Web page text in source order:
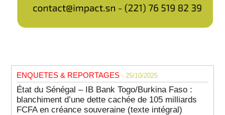
ENQUETES & REPORTAGES - 25/10/2025
État du Sénégal – IB Bank Togo/Burkina Faso :
blanchiment d’une dette cachée de 105 milliards
FCFA en créance souveraine (texte intégral)